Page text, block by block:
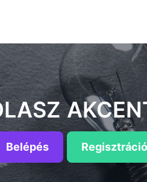
Belépés Regisztráció